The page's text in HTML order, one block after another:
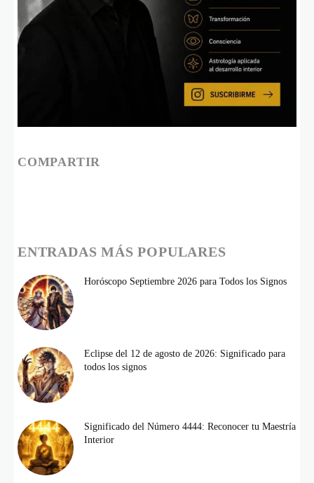
COMPARTIR
ENTRADAS MÁS POPULARES
Horóscopo Septiembre 2026 para Todos los Signos
Eclipse del 12 de agosto de 2026: Significado para
todos los signos
Significado del Número 4444: Reconocer tu Maestría
Interior